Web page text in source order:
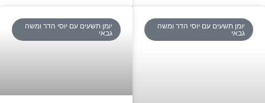
יומן תשעים עם יוסי הדר ומשה
גבאי
יומן תשעים עם יוסי הדר ומשה
גבאי